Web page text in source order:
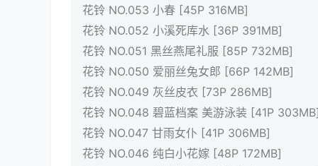
花铃 NO.053 小春 [45P 316MB]
花铃 NO.052 小溪死库水 [36P 391MB]
花铃 NO.051 黑丝燕尾礼服 [85P 732MB]
花铃 NO.050 爱丽丝兔女郎 [66P 142MB]
花铃 NO.049 灰丝皮衣 [73P 286MB]
花铃 NO.048 碧蓝档案 美游泳装 [41P
花铃 NO.047 甘雨女仆 [41P 306MB]
花铃 NO.046 纯白小花嫁 [48P 172MB]